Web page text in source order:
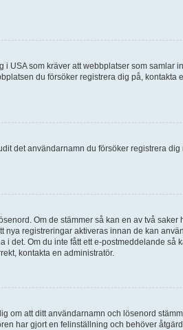
USA som kräver att webbplatser som
du försöker registrera dig på,
det användarnamn du försöker registrera
Om de stämmer så kan en av två
nya registreringar aktiveras innan de kan
det. Om du inte fått ett e-postmeddelande
kontakta en administratör.
om att ditt användarnamn och lösenord
har gjort en felinställning och behöver